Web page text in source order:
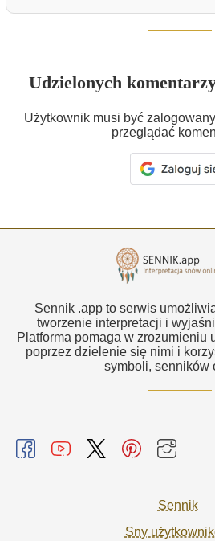
Udzielonych
Użytkownik musi być
przeglądać
Sennik .app to serwis
tworzenie interpretacji i
Platforma pomaga w zrozumieniu
poprzez dzielenie się nimi i
symboli, senników
Sennik
Sny